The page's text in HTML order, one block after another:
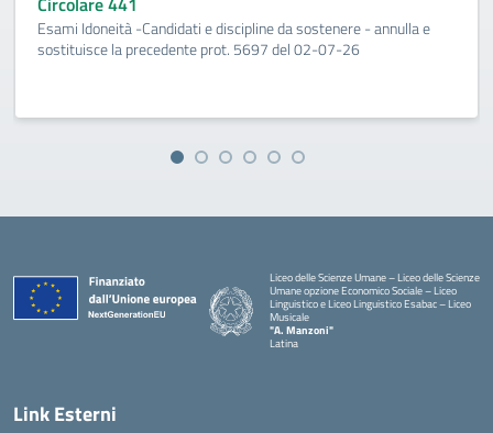
Esami Idoneità -Candidati e discipline da sostenere - annulla e
sostituisce la precedente prot. 5697 del 02-07-26
Liceo delle Scienze Umane – Liceo delle Scienze
Umane opzione Economico Sociale – Liceo
Linguistico e Liceo Linguistico Esabac – Liceo
Musicale
"A. Manzoni"
Latina
Link Esterni